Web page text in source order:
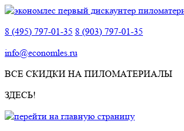
8 (495) 797-01-35 8 (903) 797-01-35
info@economles.ru
ВСЕ СКИДКИ НА ПИЛОМАТЕРИАЛЫ
ЗДЕСЬ!